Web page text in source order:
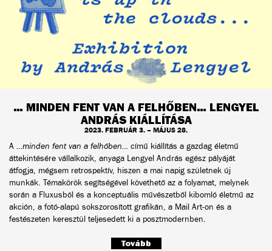
… MINDEN FENT VAN A FELHŐBEN… LENGYEL
ANDRÁS KIÁLLÍTÁSA
2023. FEBRUÁR 3. – MÁJUS 28.
A …minden fent van a felhőben… című kiállítás a gazdag életmű
áttekintésére vállalkozik, anyaga Lengyel András egész pályáját
átfogja, mégsem retrospektív, hiszen a mai napig születnek új
munkák. Témakörök segítségével követhető az a folyamat, melynek
során a Fluxusból és a konceptuális művészetből kibomló életmű az
akción, a fotó-alapú sokszorosított grafikán, a Mail Art-on és a
festészeten keresztül teljesedett ki a posztmodernben.
Tovább